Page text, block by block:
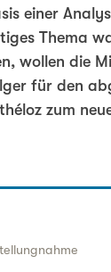
einer
Thema
wollen die
für den
zum